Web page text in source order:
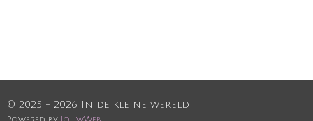
© 2025 - 2026 In de kleine wereld